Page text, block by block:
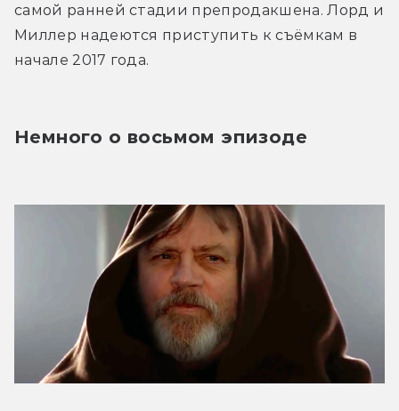
самой ранней стадии препродакшена. Лорд и
Миллер надеются приступить к съёмкам в
начале 2017 года.
Немного о восьмом эпизоде